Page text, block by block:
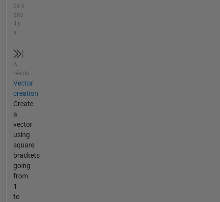
de 6
ans
il y
a
A
résolu
Vector
creation
Create
a
vector
using
square
brackets
going
from
1
to